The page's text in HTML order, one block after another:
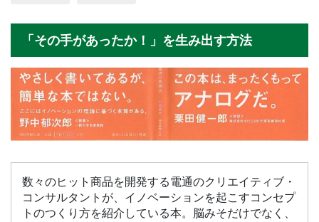
「その手があったか！」を生み出す方法
数々のヒット商品を開発する電通のクリエイティブ・
コンサルタントが、イノベーションを起こすコンセプ
トのつくり方を紹介している本。脳みそだけでなく、